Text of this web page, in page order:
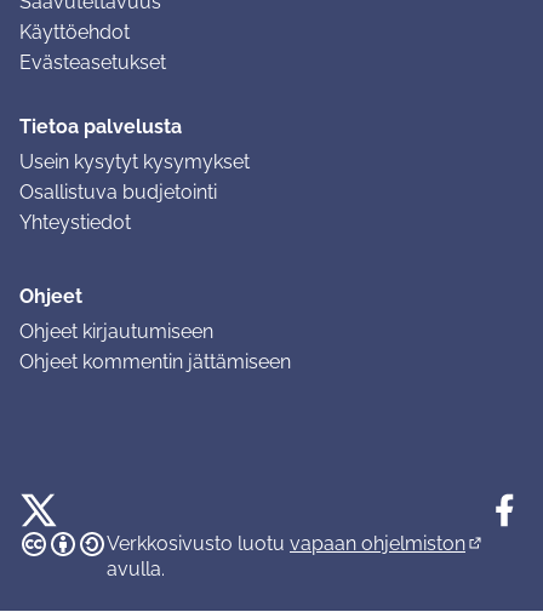
Käyttöehdot
Evästeasetukset
Tietoa palvelusta
Usein kysytyt kysymykset
Osallistuva budjetointi
Yhteystiedot
Ohjeet
Ohjeet kirjautumiseen
Ohjeet kommentin jättämiseen
Creative Commons -lisenssi
(Ulkoinen linkki)Verkkosivusto luotu vapaan ohjelmiston
avulla.
Tuusulan osallistumisalusta X-palvelussa
(Ulkoinen linkki)